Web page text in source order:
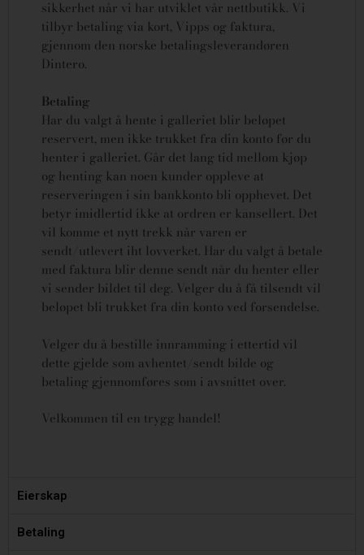
sikkerhet når vi har utviklet vår nettbutikk. Vi
tilbyr betaling via kort, Vipps og faktura,
gjennom den norske betalingsleverandøren
Dintero.
Betaling
Har du valgt å hente i galleriet blir beløpet
reservert, men ikke trukket fra din konto før du
henter i galleriet. Går det lang tid mellom kjøp
og henting kan noen kunder oppleve at
reserveringen i sin bankkonto bli opphevet. Det
betyr imidlertid ikke at ordren er kansellert. Det
vil komme et nytt trekk når varen er
sendt/utlevert iht lovverket. Har du valgt å betale
med faktura blir denne sendt når du henter eller
vi sender bildet til deg. Velger du å få tilsendt vil
beløpet bli trukket fra din konto ved forsendelse.
Velger du å bestille innramming i ettertid vil
dette gjelde som avhentet/sendt bilde og
betaling gjennomføres som i avsnittet over.
Velkommen til en trygg handel!
Eierskap
Betaling